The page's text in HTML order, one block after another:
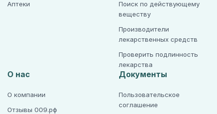
Аптеки
Поиск по действующему
веществу
Производители
лекарственных средств
Проверить подлинность
лекарства
О нас
О компании
Отзывы 009.рф
Документы
Пользовательское
соглашение